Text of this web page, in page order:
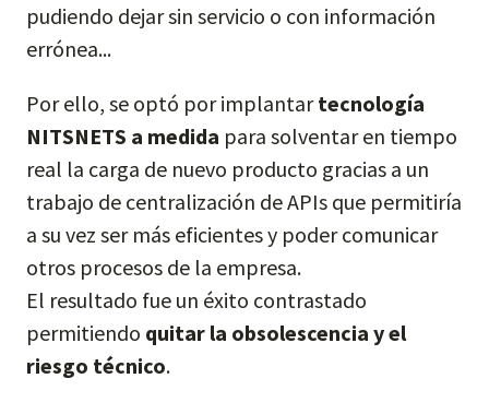
pudiendo dejar sin servicio o con información
errónea...
Por ello, se optó por implantartecnología
NITSNETS a medida para solventar en tiempo
real la carga de nuevo producto gracias a un
trabajo de centralización de APIs que permitiría
a su vez ser más eficientes y poder comunicar
otros procesos de la empresa.
El resultado fue un éxito contrastado
permitiendo quitar la obsolescencia y el
riesgo técnico.